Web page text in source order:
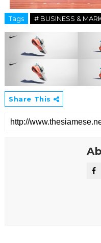
Tags # BUSINESS &
Share This